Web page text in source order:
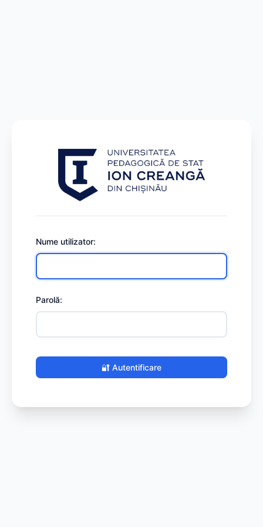
Nume utilizator:
Parolă:
🔐 Autentificare